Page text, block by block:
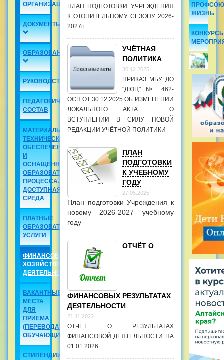
ОРГАНИЗАЦИЕЙ
ДОКУМЕНТЫ
ОБРАЗОВАНИЕ
РУКОВОДСТВО
ПЕДАГОГИЧЕСКИЙ
СОСТАВ
МАТЕРИАЛЬНО-
ТЕХНИЧЕСКОЕ
ОБЕСПЕЧЕНИЕ
И
ОСНАЩЕННОСТЬ
ОБРАЗОВАТЕЛЬНОГО
ПРОЦЕССА.
ДОСТУПНАЯ
СРЕДА
ПЛАТНЫЕ
ОБРАЗОВАТЕЛЬНЫЕ
УСЛУГИ
ФИНАНСОВО-
ХОЗЯЙСТВЕННАЯ
ДЕЯТЕЛЬНОСТЬ
ВАКАНТНЫЕ
МЕСТА
ДЛЯ
ПРИЕМА
(ПЕРЕВОДА)
ОБУЧАЮЩИХСЯ
СТИПЕНДИИ
ПЛАН ПОДГОТОВКИ УЧРЕЖДЕНИЯ
К ОТОПИТЕЛЬНОМУ СЕЗОНУ 2026-
2027гг
УЧЁТНАЯ
ПОЛИТИКА
30.12.2025
ПРИКАЗ МБУ ДО
"ДЮЦ" № 462-
ОСН ОТ 30.12.2025 ОБ ИЗМЕНЕНИИ
ЛОКАЛЬНОГО АКТА . О
ВСТУПЛЕНИИ В СИЛУ НОВОЙ
РЕДАКЦИИ УЧЁТНОЙ ПОЛИТИКИ
ПЛАН
ПОДГОТОВКИ
К УЧЕБНОМУ
ГОДУ
27.05.2025
План подготовки Учреждения к
новому 2026-2027 учебному
году
ОТЧЁТ О
ФИНАНСОВЫХ РЕЗУЛЬТАТАХ
ДЕЯТЕЛЬНОСТИ
21.11.2022
ОТЧЁТ О РЕЗУЛЬТАТАХ
ФИНАНСОВОЙ ДЕЯТЕЛЬНОСТИ НА
01.01.2026
ЖИЗНЬ